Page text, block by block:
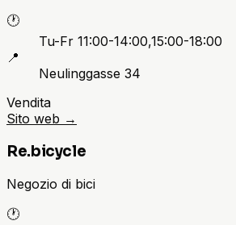
🕐
Tu-Fr 11:00-14:00,15:00-18:00
📍
Neulinggasse 34
Vendita
Sito web →
Re.bicycle
Negozio di bici
🕐